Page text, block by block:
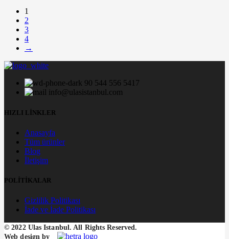
1
2
3
4
→
90 544 556 5417
info@ulasistanbul.com
HIZLI LİNKLER
Anasayfa
Tüm ürünler
Blog
İletişim
POLİTİKALAR
Gizlilik Politikası
İade ve İade Politikası
© 2022 Ulas Istanbul. All Rights Reserved.
Web design by